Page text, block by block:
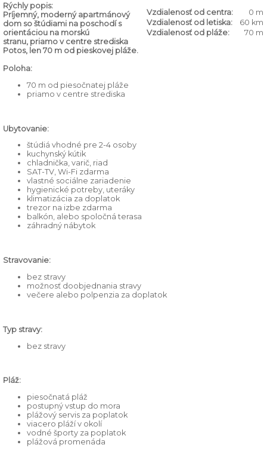
Vzdialenosť od centra:
0 m
Vzdialenosť od letiska:
60 km
Vzdialenosť od pláže:
70 m
Rýchly popis:
Príjemný, moderný apartmánový
dom so štúdiami na poschodí s
orientáciou na morskú
stranu, priamo v centre strediska
Potos, len 70 m od pieskovej pláže.
Poloha:
70 m od piesočnatej pláže
priamo v centre strediska
Ubytovanie:
štúdiá vhodné pre 2-4 osoby
kuchynský kútik
chladnička, varič, riad
SAT-TV, Wi-Fi zdarma
vlastné sociálne zariadenie
hygienické potreby, uteráky
klimatizácia za doplatok
trezor na izbe zdarma
balkón, alebo spoločná terasa
záhradný nábytok
Stravovanie:
bez stravy
možnosť doobjednania stravy
večere alebo polpenzia za doplatok
Typ stravy:
bez stravy
Pláž:
piesočnatá pláž
postupný vstup do mora
plážový servis za poplatok
viacero pláží v okolí
vodné športy za poplatok
plážová promenáda